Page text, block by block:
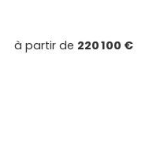
à partir de 220 100 €